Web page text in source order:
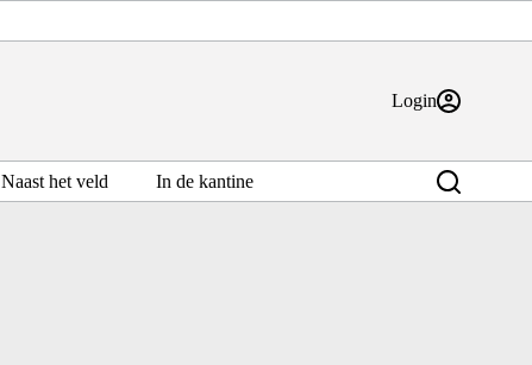
Login
Naast het veld In de kantine